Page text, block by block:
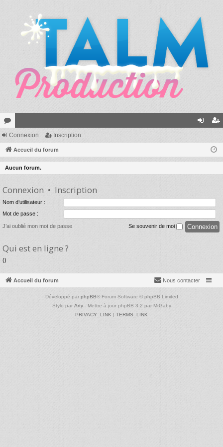
or
u
m
cri
Connexion Inscription
Accueil du forum
Aucun forum.
Connexion • Inscription
Nom d’utilisateur :
Mot de passe :
J’ai oublié mon mot de passe Se souvenir de moi
Qui est en ligne ?
()
Accueil du forum Nous contacter
Développé par phpBB® Forum Software © phpBB Limited
Style par Arty- Mettre à jour phpBB 3.2 par MrGaby
PRIVACY_LINK | TERMS_LINK